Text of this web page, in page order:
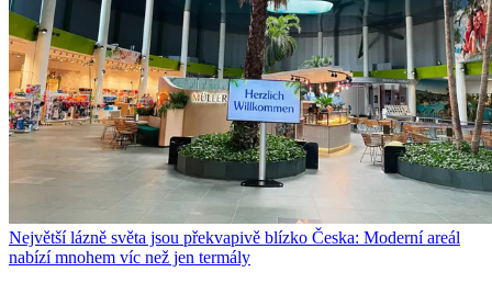
Největší lázně světa jsou překvapivě blízko Česka: Moderní areál
nabízí mnohem víc než jen termály